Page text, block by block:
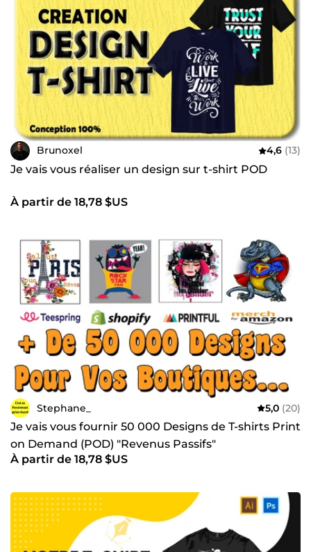
Brunoxel 4,6 (13)
Je vais vous réaliser un design sur t-shirt POD
À partir de 18,78 $US
Stephane_ 5,0 (20)
Je vais vous fournir 50 000 Designs de T-shirts Print
on Demand (POD) "Revenus Passifs"
À partir de 18,78 $US